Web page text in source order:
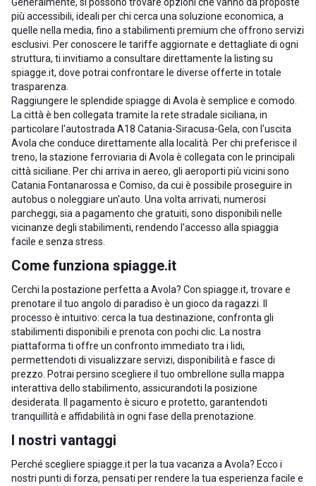
più accessibili, ideali per chi cerca una soluzione economica, a
quelle nella media, fino a stabilimenti premium che offrono servizi
esclusivi. Per conoscere le tariffe aggiornate e dettagliate di ogni
struttura, ti invitiamo a consultare direttamente la listing su
spiagge.it, dove potrai confrontare le diverse offerte in totale
trasparenza.
Raggiungere le splendide spiagge di Avola è semplice e comodo.
La città è ben collegata tramite la rete stradale siciliana, in
particolare l'autostrada A18 Catania-Siracusa-Gela, con l'uscita
Avola che conduce direttamente alla località. Per chi preferisce il
treno, la stazione ferroviaria di Avola è collegata con le principali
città siciliane. Per chi arriva in aereo, gli aeroporti più vicini sono
Catania Fontanarossa e Comiso, da cui è possibile proseguire in
autobus o noleggiare un'auto. Una volta arrivati, numerosi
parcheggi, sia a pagamento che gratuiti, sono disponibili nelle
vicinanze degli stabilimenti, rendendo l'accesso alla spiaggia
facile e senza stress.
Come funziona spiagge.it
Cerchi la postazione perfetta a Avola? Con spiagge.it, trovare e
prenotare il tuo angolo di paradiso è un gioco da ragazzi. Il
processo è intuitivo: cerca la tua destinazione, confronta gli
stabilimenti disponibili e prenota con pochi clic. La nostra
piattaforma ti offre un confronto immediato tra i lidi,
permettendoti di visualizzare servizi, disponibilità e fasce di
prezzo. Potrai persino scegliere il tuo ombrellone sulla mappa
interattiva dello stabilimento, assicurandoti la posizione
desiderata. Il pagamento è sicuro e protetto, garantendoti
tranquillità e affidabilità in ogni fase della prenotazione.
I nostri vantaggi
Perché scegliere spiagge.it per la tua vacanza a Avola? Ecco i
nostri punti di forza, pensati per rendere la tua esperienza facile e